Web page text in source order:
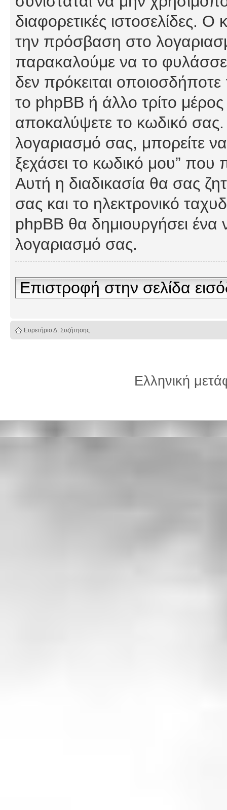
διαφορετικές ιστοσελίδες.
την πρόσβαση στο
παρακαλούμε να το
δεν πρόκειται
το phpBB ή άλλο τρίτο
αποκαλύψετε το κωδικό σας.
λογαριασμό σας, μπορείτε
ξεχάσει το κωδικό μου” που
Αυτή η διαδικασία θα σας
σας και το ηλεκτρονικό
phpBB θα δημιουργήσει ένα
λογαριασμό σας.
Επιστροφή στην σελίδα
Ευρετήριο Δ. Συζήτησης
Ελληνική